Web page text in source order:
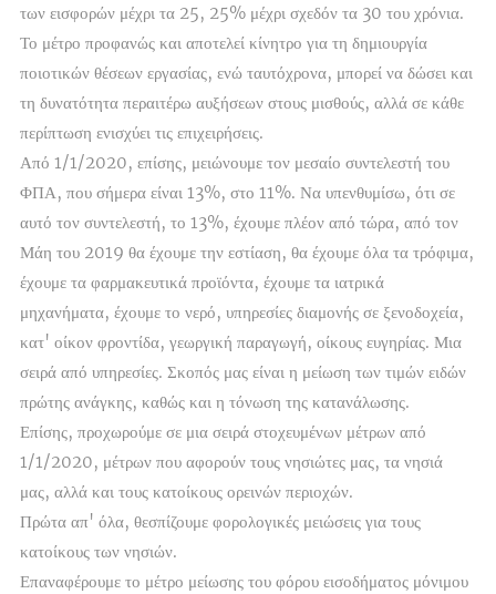
των εισφορών μέχρι τα 25, 25% μέχρι σχεδόν τα 30 του χρόνια.
Το μέτρο προφανώς και αποτελεί κίνητρο για τη δημιουργία
ποιοτικών θέσεων εργασίας, ενώ ταυτόχρονα, μπορεί να δώσει και
τη δυνατότητα περαιτέρω αυξήσεων στους μισθούς, αλλά σε κάθε
περίπτωση ενισχύει τις επιχειρήσεις.
Από 1/1/2020, επίσης, μειώνουμε τον μεσαίο συντελεστή του
ΦΠΑ, που σήμερα είναι 13%, στο 11%. Να υπενθυμίσω, ότι σε
αυτό τον συντελεστή, το 13%, έχουμε πλέον από τώρα, από τον
Μάη του 2019 θα έχουμε την εστίαση, θα έχουμε όλα τα τρόφιμα,
έχουμε τα φαρμακευτικά προϊόντα, έχουμε τα ιατρικά
μηχανήματα, έχουμε το νερό, υπηρεσίες διαμονής σε ξενοδοχεία,
κατ' οίκον φροντίδα, γεωργική παραγωγή, οίκους ευγηρίας. Μια
σειρά από υπηρεσίες. Σκοπός μας είναι η μείωση των τιμών ειδών
πρώτης ανάγκης, καθώς και η τόνωση της κατανάλωσης.
Επίσης, προχωρούμε σε μια σειρά στοχευμένων μέτρων από
1/1/2020, μέτρων που αφορούν τους νησιώτες μας, τα νησιά
μας, αλλά και τους κατοίκους ορεινών περιοχών.
Πρώτα απ' όλα, θεσπίζουμε φορολογικές μειώσεις για τους
κατοίκους των νησιών.
Επαναφέρουμε το μέτρο μείωσης του φόρου εισοδήματος μόνιμου